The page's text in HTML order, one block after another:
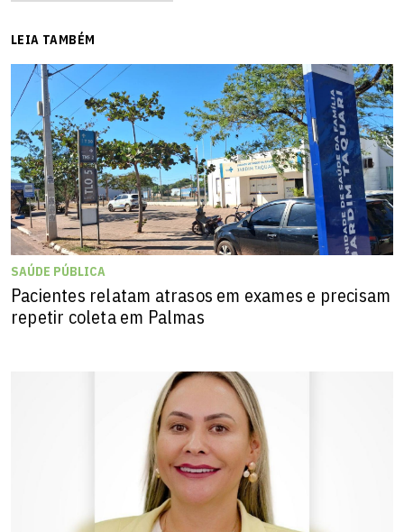
LEIA TAMBÉM
SAÚDE PÚBLICA
Pacientes relatam atrasos em exames e precisam
repetir coleta em Palmas